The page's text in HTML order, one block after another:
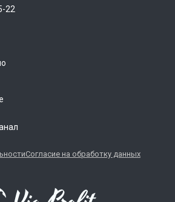
22
Согласие на обработку данных